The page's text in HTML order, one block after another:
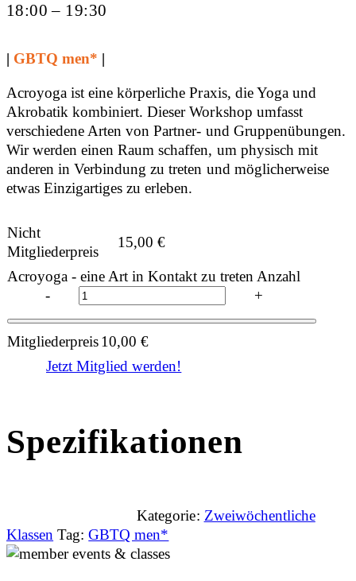
18:00 – 19:30
| GBTQ men* |
Acroyoga ist eine körperliche Praxis, die Yoga und
Akrobatik kombiniert. Dieser Workshop umfasst
verschiedene Arten von Partner- und Gruppenübungen.
Wir werden einen Raum schaffen, um physisch mit
anderen in Verbindung zu treten und möglicherweise
etwas Einzigartiges zu erleben.
Nicht
Mitgliederpreis
15,00€
Acroyoga - eine Art in Kontakt zu treten Anzahl
-
+
Mitgliederpreis10,00€
Jetzt Mitglied werden!
Spezifikationen
Kategorie: Zweiwöchentliche
Klassen Tag: GBTQ men*